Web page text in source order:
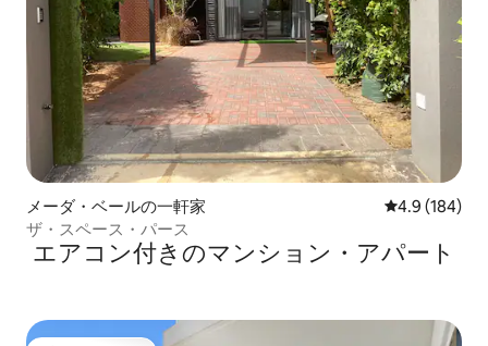
メーダ・ベールの一軒家 レビュー184
4.9 (184)
ザ・スペース・パース
エアコン付きのマンション・アパート